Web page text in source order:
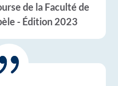
de la Faculté de
- Édition 2023